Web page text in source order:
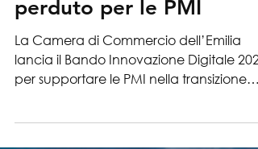
CCIAA Emilia - Bando
Innovazione Digitale
2025: contributi a fondo